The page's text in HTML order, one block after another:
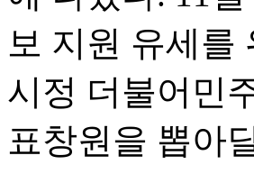
보 지원 유세를
시정 더불어민
표창원을 뽑아